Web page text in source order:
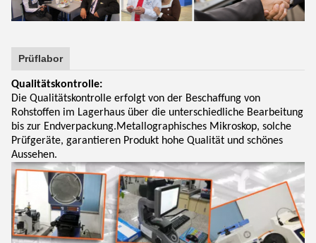
Prüflabor
Qualitätskontrolle:
Die Qualitätskontrolle erfolgt von der Beschaffung von
Rohstoffen im Lagerhaus über die unterschiedliche Bearbeitung
bis zur Endverpackung.Metallographisches Mikroskop, solche
Prüfgeräte, garantieren Produkt hohe Qualität und schönes
Aussehen.